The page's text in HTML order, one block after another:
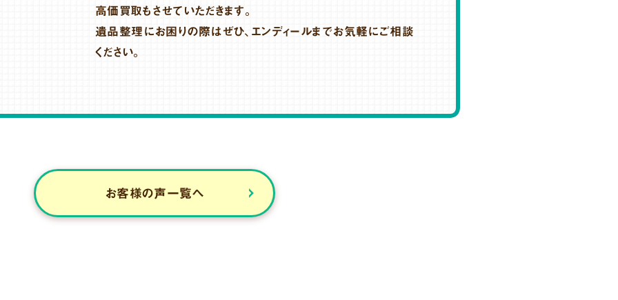
高価買取もさせていただきます。
遺品整理にお困りの際はぜひ、エンディールまでお気軽にご相談
ください。
お客様の声一覧へ